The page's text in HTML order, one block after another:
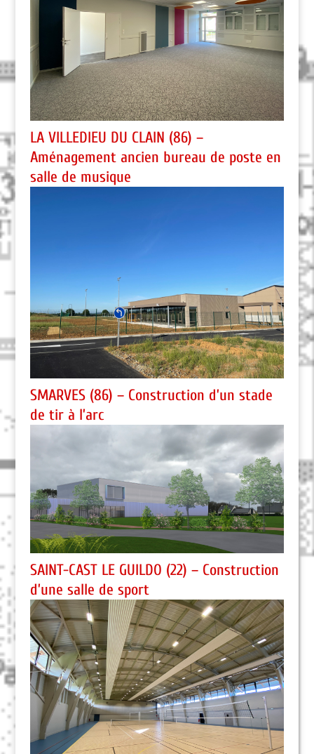
LA VILLEDIEU DU CLAIN (86) –
Aménagement ancien bureau de poste en
salle de musique
SMARVES (86) – Construction d’un stade
de tir à l’arc
SAINT-CAST LE GUILDO (22) – Construction
d’une salle de sport